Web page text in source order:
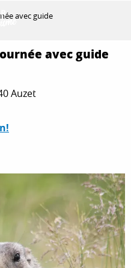
avec guide
avec guide
Auzet